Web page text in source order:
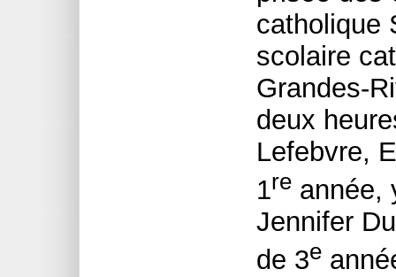
catholique
scolaire
Grandes-
deux
Lefebvre,
1re année,
Jennifer
de 3e